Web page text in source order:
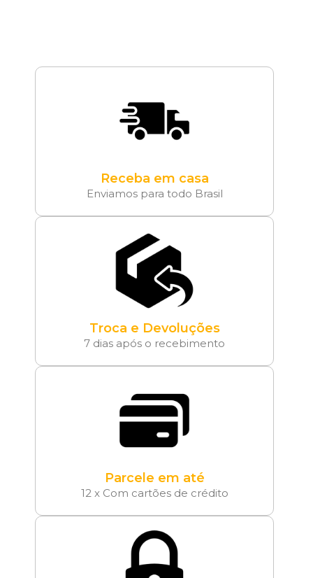
Receba em casa
Enviamos para todo Brasil
Troca e Devoluções
7 dias após o recebimento
Parcele em até
12 x Com cartões de crédito